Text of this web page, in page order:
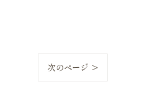
次のページ >